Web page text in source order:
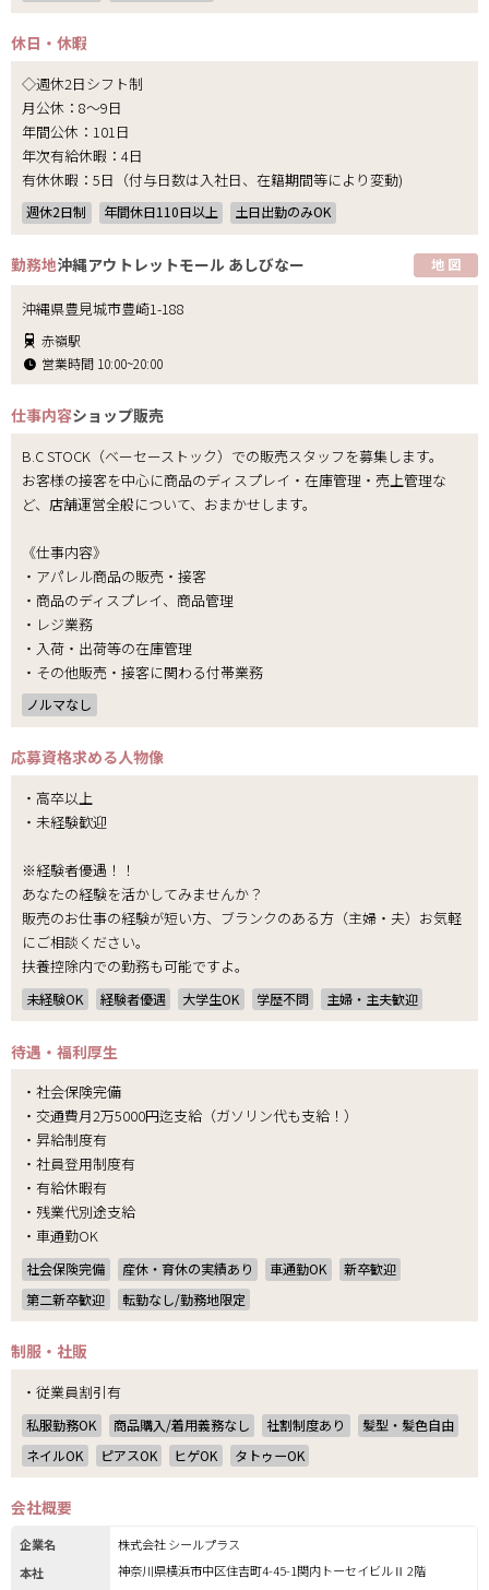
休日・休暇
◇週休2日シフト制
月公休：8～9日
年間公休：101日
年次有給休暇：4日
有休休暇：5日（付与日数は入社日、在籍期間等により変動)
週休2日制 年間休日110日以上 土日出勤のみOK
勤務地沖縄アウトレットモール あしびなー 地 図
沖縄県豊見城市豊崎1-188
赤嶺駅
営業時間 10:00~20:00
仕事内容ショップ販売
B.C STOCK（ベーセーストック）での販売スタッフを募集します。
お客様の接客を中心に商品のディスプレイ・在庫管理・売上管理な
ど、店舗運営全般について、おまかせします。
《仕事内容》
・アパレル商品の販売・接客
・商品のディスプレイ、商品管理
・レジ業務
・入荷・出荷等の在庫管理
・その他販売・接客に関わる付帯業務
ノルマなし
応募資格求める人物像
・高卒以上
・未経験歓迎
※経験者優遇！！
あなたの経験を活かしてみませんか？
販売のお仕事の経験が短い方、ブランクのある方（主婦・夫）お気軽
にご相談ください。
扶養控除内での勤務も可能ですよ。
未経験OK 経験者優遇 大学生OK 学歴不問 主婦・主夫歓迎
待遇・福利厚生
・社会保険完備
・交通費月2万5000円迄支給（ガソリン代も支給！）
・昇給制度有
・社員登用制度有
・有給休暇有
・残業代別途支給
・車通勤OK
社会保険完備 産休・育休の実績あり 車通勤OK
新卒歓迎
第二新卒歓迎
転勤なし/勤務地限定
制服・社販
・従業員割引有
私服勤務OK 商品購入/着用義務なし 社割制度あり
髪型・髪色自由
ネイルOK
ピアスOK ヒゲOK タトゥーOK
会社概要
企業名
株式会社 シールプラス
本社
神奈川県横浜市中区住吉町4-45-1関内トーセイビルⅡ 2階